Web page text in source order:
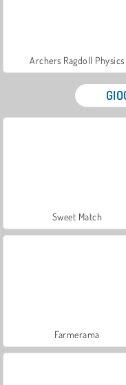
Archers Ragdoll Physics
Sweet Match
Farmerama